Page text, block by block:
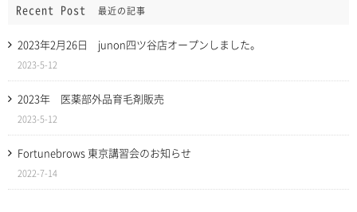
Recent Post 最近の記事
2023年2月26日 junon四ツ谷店オープンしました。
2023-5-12
2023年 医薬部外品育毛剤販売
2023-5-12
Fortunebrows 東京講習会のお知らせ
2022-7-14